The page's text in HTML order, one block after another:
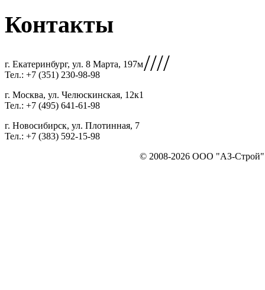
Контакты
г. Екатеринбург, ул. 8 Марта, 197м
Тел.: +7 (351) 230-98-98
г. Москва, ул. Челюскинская, 12к1
Тел.: +7 (495) 641-61-98
г. Новосибирск, ул. Плотинная, 7
Тел.: +7 (383) 592-15-98
////
© 2008-2026 ООО "АЗ-Строй".